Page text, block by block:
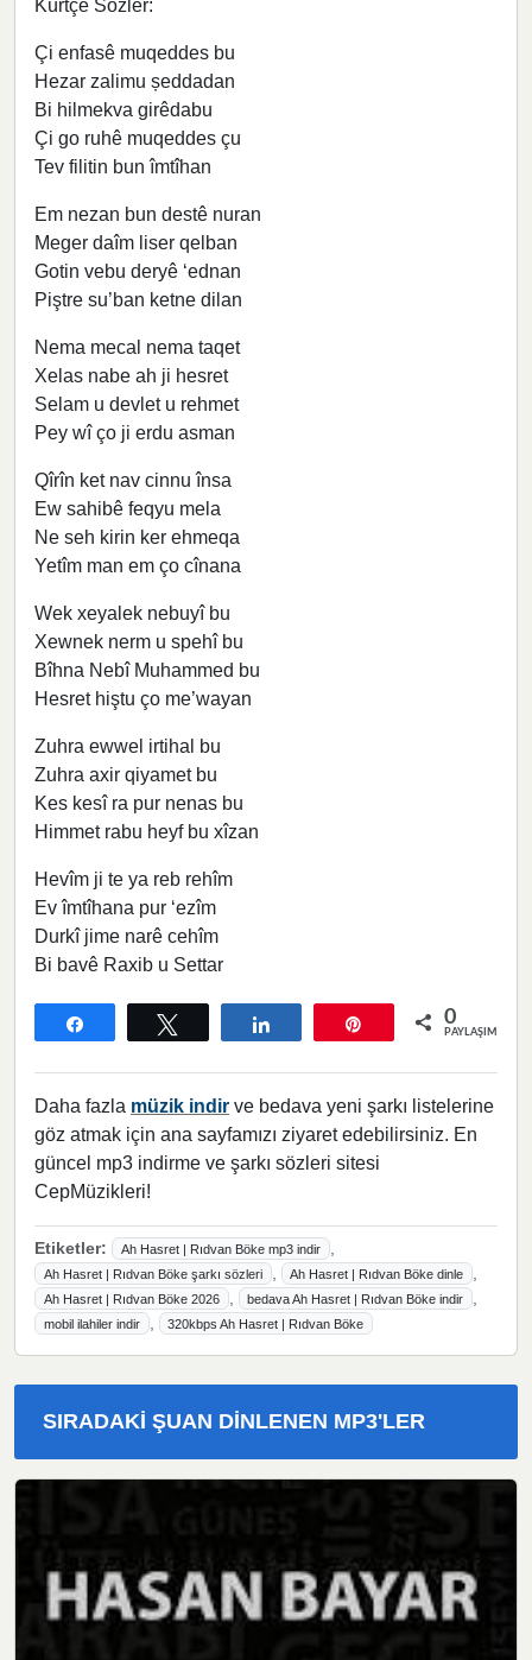
Kürtçe Sözler:
Çi enfasê muqeddes bu
Hezar zalimu ședdadan
Bi hilmekva girêdabu
Çi go ruhê muqeddes çu
Tev filitin bun îmtîhan
Em nezan bun destê nuran
Meger daîm liser qelban
Gotin vebu deryê ‘ednan
Piştre su’ban ketne dilan
Nema mecal nema taqet
Xelas nabe ah ji hesret
Selam u devlet u rehmet
Pey wî ço ji erdu asman
Qîrîn ket nav cinnu însa
Ew sahibê feqyu mela
Ne seh kirin ker ehmeqa
Yetîm man em ço cînana
Wek xeyalek nebuyî bu
Xewnek nerm u spehî bu
Bîhna Nebî Muhammed bu
Hesret hiştu ço me’wayan
Zuhra ewwel irtihal bu
Zuhra axir qiyamet bu
Kes kesî ra pur nenas bu
Himmet rabu heyf bu xîzan
Hevîm ji te ya reb rehîm
Ev îmtîhana pur ‘ezîm
Durkî jime narê cehîm
Bi bavê Raxib u Settar
0
PAYLAŞIMLAR
Daha fazla müzik indir ve bedava yeni şarkı listelerine
göz atmak için ana sayfamızı ziyaret edebilirsiniz. En
güncel mp3 indirme ve şarkı sözleri sitesi
CepMüzikleri!
Etiketler: Ah Hasret | Rıdvan Böke mp3 indir
Ah Hasret | Rıdvan Böke şarkı sözleri Ah Hasret | Rıdvan Böke dinle
Ah Hasret | Rıdvan Böke 2026 bedava Ah Hasret | Rıdvan Böke indir
mobil ilahiler indir 320kbps Ah Hasret | Rıdvan Böke
SIRADAKI ŞUAN DINLENEN MP3'LER